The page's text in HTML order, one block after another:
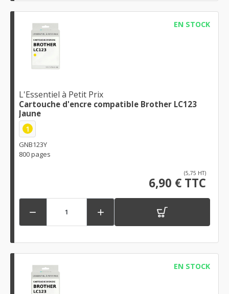
EN STOCK
L'Essentiel à Petit Prix
Cartouche d'encre compatible Brother LC123
Jaune
1
GNB123Y
800 pages
(5,75 HT)
6,90 € TTC
 
EN STOCK